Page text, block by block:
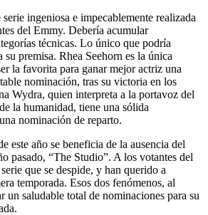
ingeniosa e impecablemente realizada
del Emmy. Debería acumular
técnicas. Lo único que podría
su premisa. Rhea Seehorn es la única
la favorita para ganar mejor actriz una
nominación, tras su victoria en los
Wydra, quien interpreta a la portavoz del
la humanidad, tiene una sólida
nominación de reparto.
este año se beneficia de la ausencia del
pasado, “The Studio”. A los votantes del
que se despide, y han querido a
temporada. Esos dos fenómenos, al
un saludable total de nominaciones para su